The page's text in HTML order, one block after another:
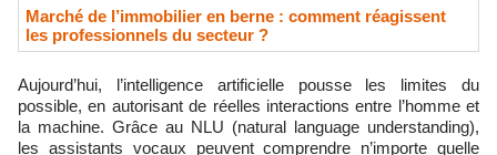
Marché de l’immobilier en berne : comment réagissent
les professionnels du secteur ?
Aujourd’hui, l’intelligence artificielle pousse les limites du
possible, en autorisant de réelles interactions entre l’homme et
la machine. Grâce au NLU (natural language understanding),
les assistants vocaux peuvent comprendre n’importe quelle